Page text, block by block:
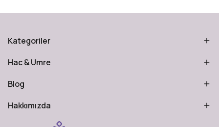
Kategoriler
Hac & Umre
Blog
Hakkımızda